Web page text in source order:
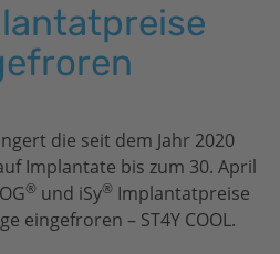
die seit dem Jahr 2020
Implantate bis zum 30. April
® und iSy® Implantatpreise
eingefroren – ST4Y COOL.